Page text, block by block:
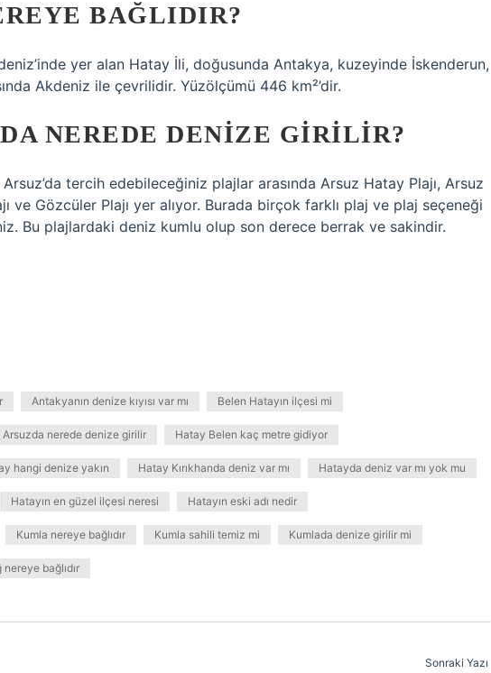
BAĞLIDIR?
yer alan Hatay İli, doğusunda Antakya, kuzeyinde İskenderun,
Akdeniz ile çevrilidir. Yüzölçümü 446 km²’dir.
NEREDE DENIZE GIRILIR?
tercih edebileceğiniz plajlar arasında Arsuz Hatay Plajı, Arsuz
ve Gözcüler Plajı yer alıyor. Burada birçok farklı plaj ve plaj seçeneği
Bu plajlardaki deniz kumlu olup son derece berrak ve sakindir.
Antakyanın denize kıyısı var mı Belen Hatayın ilçesi mi
Arsuzda nerede denize girilir Hatay Belen kaç metre gidiyor
hangi denize yakın Hatay Kırıkhanda deniz var mı Hatayda deniz var mı yok mu
Hatayın en güzel ilçesi neresi Hatayın eski adı nedir
Kumla nereye bağlıdır Kumla sahili temiz mi Kumlada denize girilir mi
bağlıdır
Sonraki Yazı